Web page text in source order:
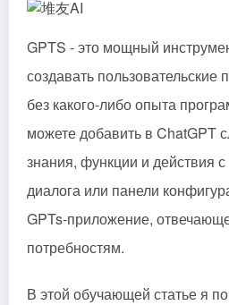
GPTS - это мощный
создавать
без какого-либо опыта
можете добавить в ChatGPT
знания, функции и действия
диалога или панели
GPTs-приложение,
потребностям.
В этой обучающей статье я